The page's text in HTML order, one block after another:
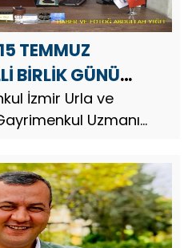
TEMMUZ
BİRLİK GÜNÜ
İzmir Urla ve
Uzmanı
Milli Birlik Günü